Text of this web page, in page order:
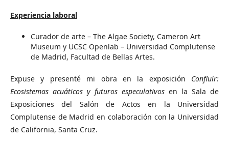
Experiencia laboral
Curador de arte – The Algae Society, Cameron Art
Museum y UCSC Openlab – Universidad Complutense
de Madrid, Facultad de Bellas Artes.
Expuse y presenté mi obra en la exposición Confluir:
Ecosistemas acuáticos y futuros especulativos en la Sala de
Exposiciones del Salón de Actos en la Universidad
Complutense de Madrid en colaboración con la Universidad
de California, Santa Cruz.